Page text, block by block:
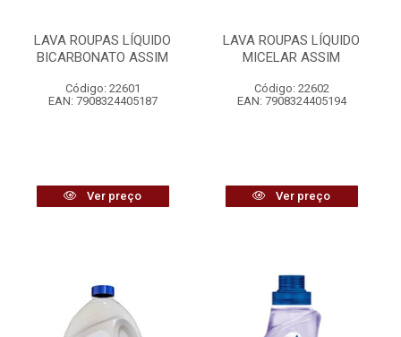
LAVA ROUPAS LÍQUIDO
BICARBONATO ASSIM
Código: 22601
EAN: 7908324405187
Ver preço
LAVA ROUPAS LÍQUIDO
MICELAR ASSIM
Código: 22602
EAN: 7908324405194
Ver preço